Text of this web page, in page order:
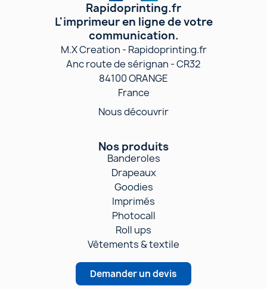
Rapidoprinting.fr
L'imprimeur en ligne de votre
communication.
M.X Creation - Rapidoprinting.fr
Anc route de sérignan - CR32
84100 ORANGE
France
Nous découvrir
Nos produits
Banderoles
Drapeaux
Goodies
Imprimés
Photocall
Roll ups
Vêtements & textile
Demander un devis